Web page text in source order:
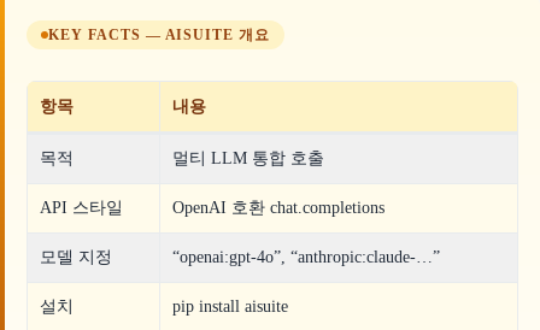
KEY FACTS — AISUITE 개요
항목 내용
목적 멀티 LLM 통합 호출
API 스타일 OpenAI 호환 chat.completions
모델 지정 “openai:gpt-4o”, “anthropic:claude-…”
설치 pip install aisuite